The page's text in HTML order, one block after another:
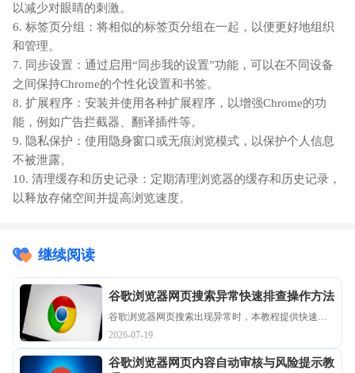
以减少对眼睛的刺激。
6. 标签页分组：将相似的标签页分组在一起，以便更好地组织
和管理。
7. 同步设置：通过启用“同步我的设置”功能，可以在不同设备
之间保持Chrome的个性化设置和书签。
8. 扩展程序：安装并使用各种扩展程序，以增强Chrome的功
能，例如广告拦截器、翻译插件等。
9. 隐私保护：使用隐身窗口或无痕浏览模式，以保护个人信息
不被泄露。
10. 清理缓存和历史记录：定期清理浏览器的缓存和历史记录，
以释放存储空间并提高浏览速度。
继续阅读
谷歌浏览器网页搜索异常快速排查操作方法
谷歌浏览器网页搜索出现异常时，本教程提供快速排
查操作方法，帮助用户恢复搜索功能并提升浏览体
验。
2026-07-19
谷歌浏览器网页内容自动审核与风险提示教